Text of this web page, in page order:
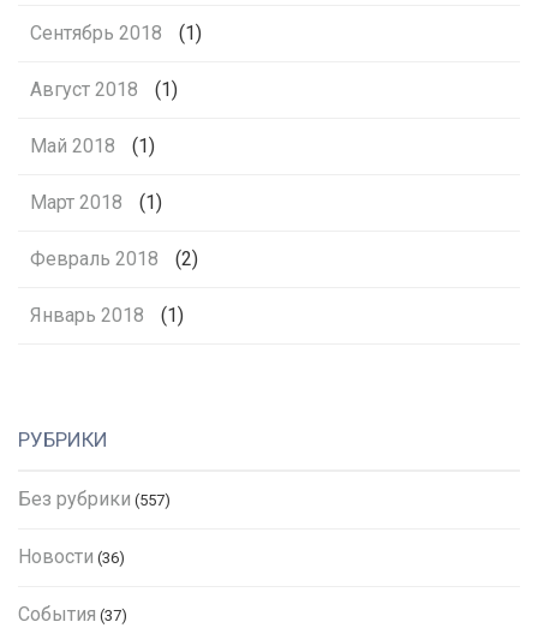
Сентябрь 2018 (1)
Август 2018 (1)
Май 2018 (1)
Март 2018 (1)
Февраль 2018 (2)
Январь 2018 (1)
РУБРИКИ
Без рубрики (557)
Новости (36)
События (37)